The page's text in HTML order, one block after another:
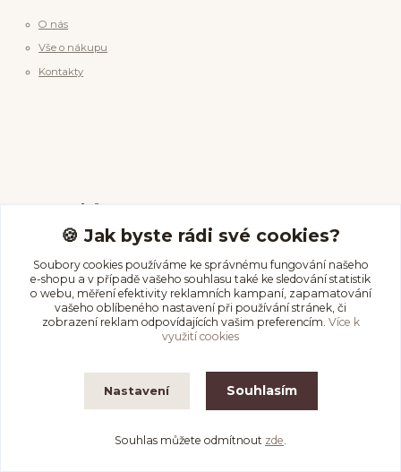
O nás
Vše o nákupu
Kontakty
Pomoc & info
Péče o piercing
Vrácení & storno
Doprava a platba
Kde nás najdete
🍪 Jak byste rádi své cookies?
Soubory cookies používáme ke správnému fungování našeho
e-shopu a v případě vašeho souhlasu také ke sledování statistik
o webu, měření efektivity reklamních kampaní, zapamatování
vašeho oblíbeného nastavení při používání stránek, či
zobrazení reklam odpovídajících vašim preferencím. Více k
využití cookies
Nastavení Souhlasím
Souhlas můžete odmítnout zde